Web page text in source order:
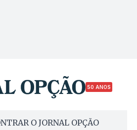
50 ANOS
O JORNAL OPÇÃO